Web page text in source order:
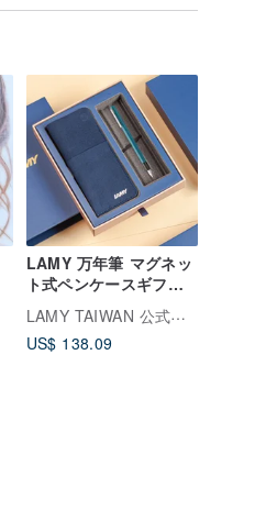
LAMY 万年筆 マグネッ
ト式ペンケースギフト
ボックス / CP1 / 限定
アクアマリン
LAMY TAIWAN 公式ストア
US$ 138.09